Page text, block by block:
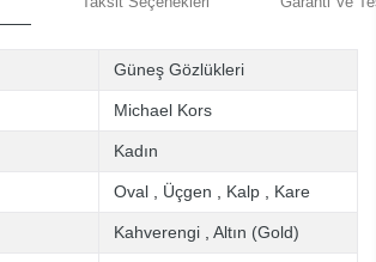
Güneş Gözlükleri
Michael Kors
Kadın
Oval Üçgen Kalp Kare
Kahverengi Altın (Gold)